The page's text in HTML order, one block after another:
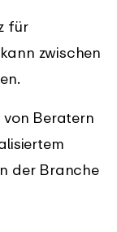
für
zwischen
von Beratern
der Branche